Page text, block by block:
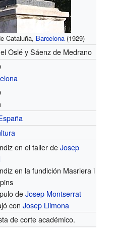
Cataluña, Barcelona(1929)
Oslé y Sáenz de Medrano
en el taller deJosep
en la fundición Masriera i
deJosep Montserrat
conJosep Llimona
de corte académico.